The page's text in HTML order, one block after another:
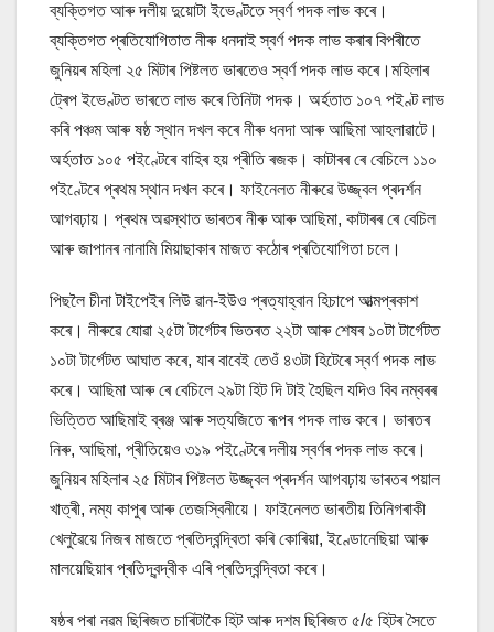
ব্যক্তিগত আৰু দলীয় দুয়োটা ইভেণ্টতে স্বৰ্ণ পদক লাভ কৰে।
ব্যক্তিগত প্ৰতিযোগিতাত নীৰু ধনদাই স্বৰ্ণ পদক লাভ কৰাৰ বিপৰীতে
জুনিয়ৰ মহিলা ২৫ মিটাৰ পিষ্টলত ভাৰতেও স্বৰ্ণ পদক লাভ কৰে।মহিলাৰ
ট্ৰেপ ইভেণ্টত ভাৰতে লাভ কৰে তিনিটা পদক। অৰ্হতাত ১০৭ পইণ্ট লাভ
কৰি পঞ্চম আৰু ষষ্ঠ স্থান দখল কৰে নীৰু ধনদা আৰু আছিমা আহলাৱাটে।
অৰ্হতাত ১০৫ পইণ্টেৰে বাহিৰ হয় প্ৰীতি ৰজক। কাটাৰৰ ৰে বেচিলে ১১০
পইণ্টেৰে প্ৰথম স্থান দখল কৰে। ফাইনেলত নীৰুৱে উজ্জ্বল প্ৰদৰ্শন
আগবঢ়ায়। প্ৰথম অৱস্থাত ভাৰতৰ নীৰু আৰু আছিমা, কাটাৰৰ ৰে বেচিল
আৰু জাপানৰ নানামি মিয়াছাকাৰ মাজত কঠোৰ প্ৰতিযোগিতা চলে।
পিছলৈ চীনা টাইপেইৰ লিউ ৱান-ইউও প্ৰত্যাহ্বান হিচাপে আত্মপ্ৰকাশ
কৰে। নীৰুৱে যোৱা ২৫টা টাৰ্গেটৰ ভিতৰত ২২টা আৰু শেষৰ ১০টা টাৰ্গেটত
১০টা টাৰ্গেটত আঘাত কৰে, যাৰ বাবেই তেওঁ ৪৩টা হিটেৰে স্বৰ্ণ পদক লাভ
কৰে। আছিমা আৰু ৰে বেচিলে ২৯টা হিট দি টাই হৈছিল যদিও বিব নম্বৰৰ
ভিত্তিত আছিমাই ব্ৰঞ্জ আৰু সত্যজিতে ৰূপৰ পদক লাভ কৰে। ভাৰতৰ
নিৰু, আছিমা, প্ৰীতিয়েও ৩১৯ পইণ্টেৰে দলীয় স্বৰ্ণৰ পদক লাভ কৰে।
জুনিয়ৰ মহিলাৰ ২৫ মিটাৰ পিষ্টলত উজ্জ্বল প্ৰদৰ্শন আগবঢ়ায় ভাৰতৰ পয়াল
খাত্ৰী, নম্য কাপুৰ আৰু তেজস্বিনীয়ে। ফাইনেলত ভাৰতীয় তিনিগৰাকী
খেলুৱৈয়ে নিজৰ মাজতে প্ৰতিদ্বন্দ্বিতা কৰি কোৰিয়া, ইণ্ডোনেছিয়া আৰু
মালয়েছিয়াৰ প্ৰতিদ্বন্দ্বীক এৰি প্ৰতিদ্বন্দ্বিতা কৰে।
ষষ্ঠৰ পৰা নৱম ছিৰিজত চাৰিটাকৈ হিট আৰু দশম ছিৰিজত ৫/৫ হিটৰ সৈতে